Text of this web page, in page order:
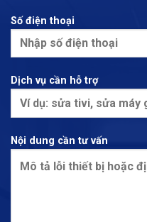
Số điện thoại
Dịch vụ cần hỗ trợ
Nội dung cần tư vấn